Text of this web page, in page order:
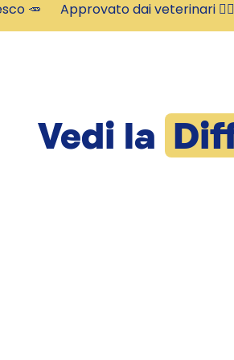
🥕      Approvato dai veterinari
Vedi la